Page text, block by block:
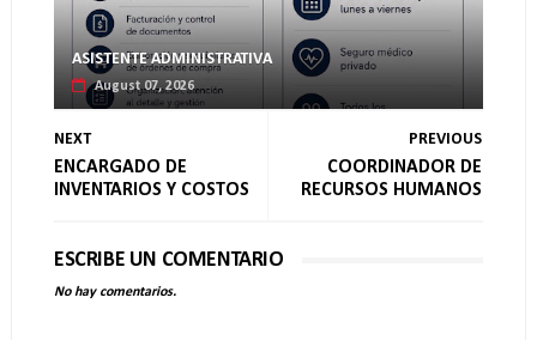
ASISTENTE ADMINISTRATIVA
August 07, 2026
NEXT
ENCARGADO DE
INVENTARIOS Y COSTOS
PREVIOUS
COORDINADOR DE
RECURSOS HUMANOS
ESCRIBE UN COMENTARIO
No hay comentarios.